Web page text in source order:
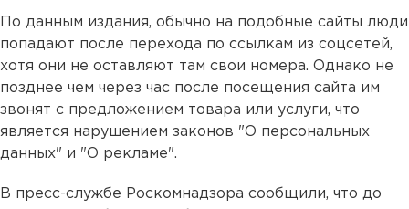
По данным издания, обычно на подобные сайты люди
попадают после перехода по ссылкам из соцсетей,
хотя они не оставляют там свои номера. Однако не
позднее чем через час после посещения сайта им
звонят с предложением товара или услуги, что
является нарушением законов "О персональных
данных" и "О рекламе".
В пресс-службе Роскомнадзора сообщили, что до